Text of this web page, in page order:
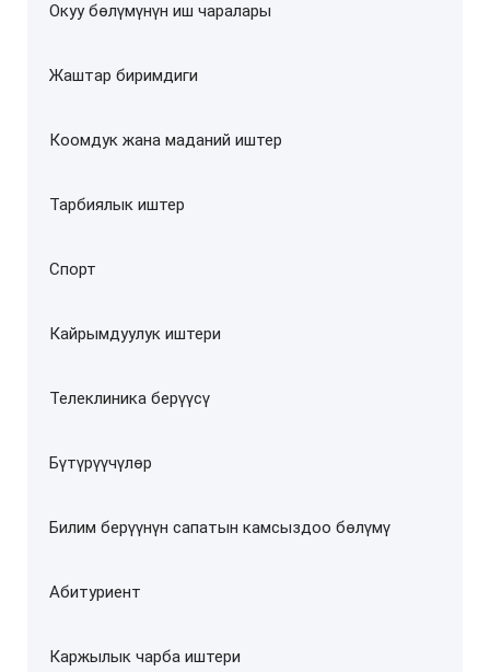
Окуу бөлүмүнүн иш чаралары
Жаштар биримдиги
Коомдук жана маданий иштер
Тарбиялык иштер
Спорт
Кайрымдуулук иштери
Телеклиника берүүсү
Бүтүрүүчүлөр
Билим берүүнүн сапатын камсыздоо бөлүмү
Абитуриент
Каржылык чарба иштери